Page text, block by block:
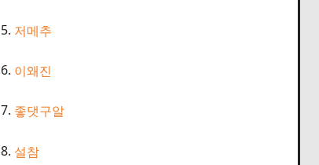
5. 저메추
6. 이왜진
7. 좋댓구알
8. 설참